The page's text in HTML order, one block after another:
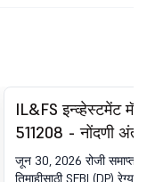
IL&FS इन्व्हेस्टमेंट
511208 - नोंदणी
प्रमाणपत्र. SEBI
जून 30, 2026 रोजी समाप्त
तिमाहीसाठी SEBI (DP)